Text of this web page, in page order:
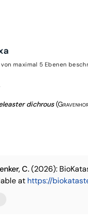
maximal 5 Ebenen
dichrous
C.(2026):
at https://